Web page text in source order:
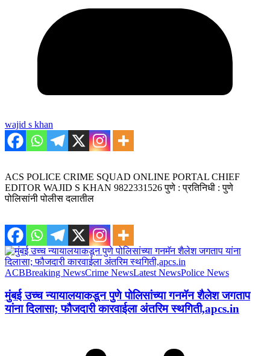
wajid s khan
ACS POLICE CRIME SQUAD ONLINE PORTAL CHIEF
EDITOR WAJID S KHAN 9822331526 पुणे : प्रतिनिधी : पुणे
पोलिसांनी पोलीस दलातील
ACBBreaking NewsCrime NewsLatest NewsPolice News
मुंबई उच्च न्यायालयाकडून पुणे पोलिसांच्या गनमॅन शैलेश जगताप
यांना दिलासा; फौजदारी कारवाईला अंतरिम स्थगिती,apcs.in